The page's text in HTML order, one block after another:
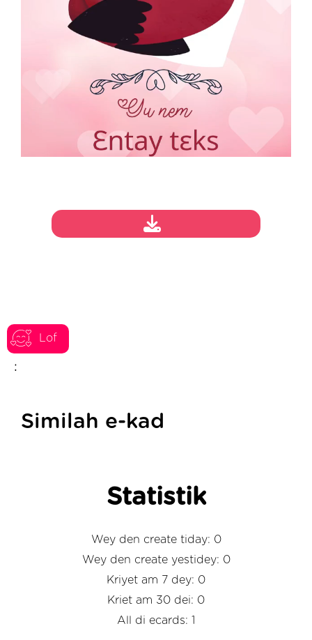
Lof
:
Similah e-kad
Statistik
Wey den create tiday: 0
Wey den create yestidey: 0
Kriyet am 7 dey: 0
Kriet am 30 dei: 0
All di ecards: 1